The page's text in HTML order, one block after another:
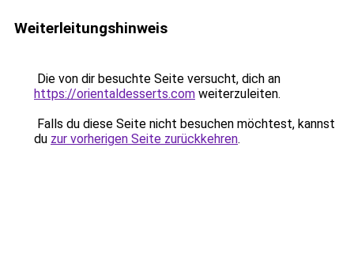
Weiterleitungshinweis
Die von dir besuchte Seite versucht, dich an
https://orientaldesserts.com weiterzuleiten.
Falls du diese Seite nicht besuchen möchtest, kannst
du zur vorherigen Seite zurückkehren.